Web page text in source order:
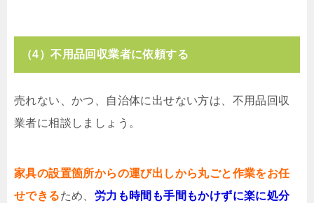
（4）不用品回収業者に依頼する
売れない、かつ、自治体に出せない方は、不用品回収
業者に相談しましょう。
家具の設置箇所からの運び出しから丸ごと作業をお任
せできるため、 労力も時間も手間もかけずに楽に処分